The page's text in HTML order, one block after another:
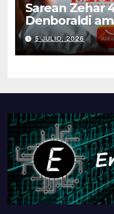
Sarean Zehar
Denboraldi
muga-zerga
AliExpressi,
kontrola,
5 JULIO, 2026